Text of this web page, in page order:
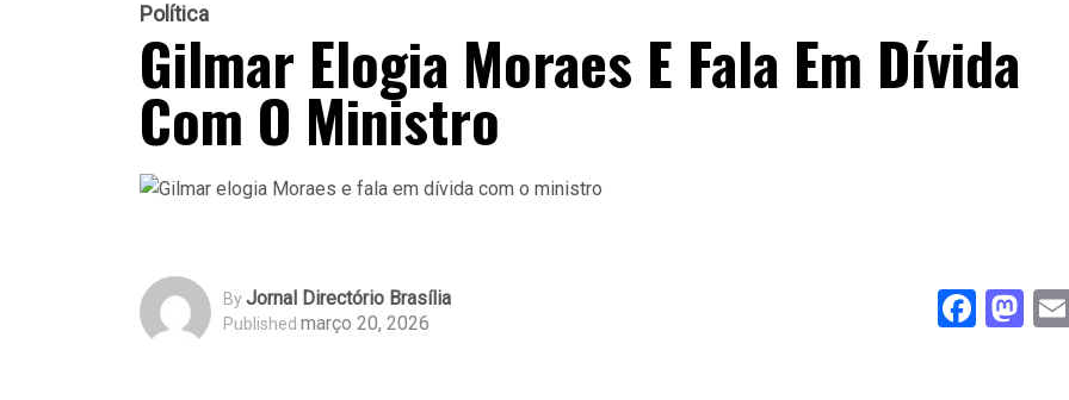
Política
Gilmar Elogia Moraes E Fala Em Dívida
Com O Ministro
ByJornal Directório Brasília
Published março 20, 2026